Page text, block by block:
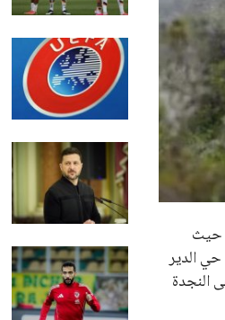
حيث
الدير
النجدة